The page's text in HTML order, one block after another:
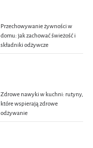
Przechowywanie żywności w
domu: jak zachować świeżość i
składniki odżywcze
Zdrowe nawyki w kuchni: rutyny,
które wspierają zdrowe
odżywanie